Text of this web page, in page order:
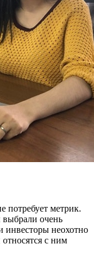
потребует метрик.
выбрали очень
инвесторы неохотно
с ним